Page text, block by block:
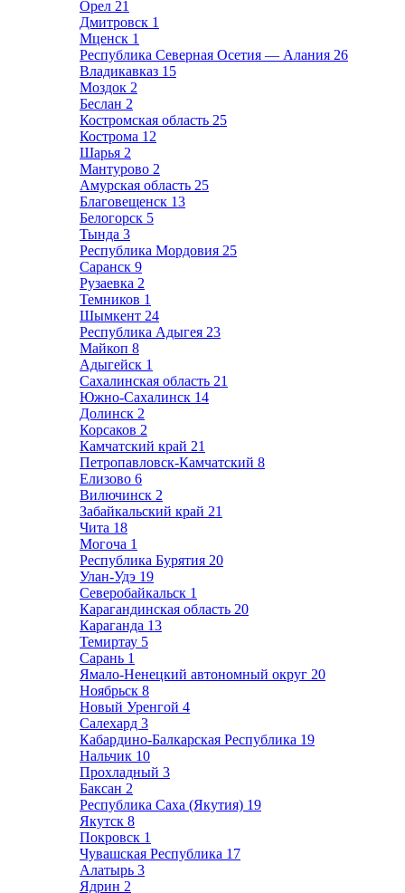
Орел 21
Дмитровск 1
Мценск 1
Республика Северная Осетия — Алания 26
Владикавказ 15
Моздок 2
Беслан 2
Костромская область 25
Кострома 12
Шарья 2
Мантурово 2
Амурская область 25
Благовещенск 13
Белогорск 5
Тында 3
Республика Мордовия 25
Саранск 9
Рузаевка 2
Темников 1
Шымкент 24
Республика Адыгея 23
Майкоп 8
Адыгейск 1
Сахалинская область 21
Южно-Сахалинск 14
Долинск 2
Корсаков 2
Камчатский край 21
Петропавловск-Камчатский 8
Елизово 6
Вилючинск 2
Забайкальский край 21
Чита 18
Могоча 1
Республика Бурятия 20
Улан-Удэ 19
Северобайкальск 1
Карагандинская область 20
Караганда 13
Темиртау 5
Сарань 1
Ямало-Ненецкий автономный округ 20
Ноябрьск 8
Новый Уренгой 4
Салехард 3
Кабардино-Балкарская Республика 19
Нальчик 10
Прохладный 3
Баксан 2
Республика Саха (Якутия) 19
Якутск 8
Покровск 1
Чувашская Республика 17
Алатырь 3
Ядрин 2